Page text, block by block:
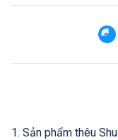
1. Sản phẩm thêu Shu